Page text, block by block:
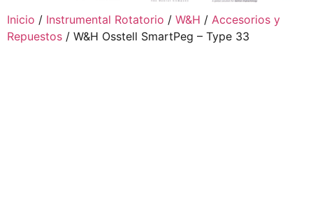
Inicio / Instrumental Rotatorio / W&H / Accesorios y
Repuestos / W&H Osstell SmartPeg – Type 33